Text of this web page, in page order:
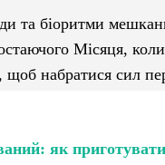
та біоритми
Місяця,
набратися сил
як приготувати